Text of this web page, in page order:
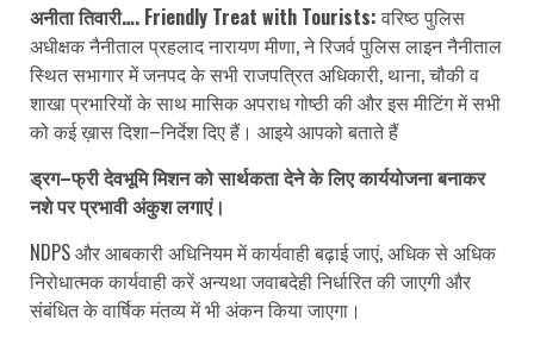
अनीता तिवारी…. Friendly Treat with Tourists: वरिष्ठ पुलिस
अधीक्षक नैनीताल प्रहलाद नारायण मीणा, ने रिजर्व पुलिस लाइन नैनीताल
स्थित सभागार में जनपद के सभी राजपत्रित अधिकारी, थाना, चौकी व
शाखा प्रभारियों के साथ मासिक अपराध गोष्ठी की और इस मीटिंग में सभी
को कई ख़ास दिशा–निर्देश दिए हैं। आइये आपको बताते हैं
ड्रग–फ्री देवभूमि मिशन को सार्थकता देने के लिए कार्ययोजना बनाकर
नशे पर प्रभावी अंकुश लगाएं।
NDPS और आबकारी अधिनियम में कार्यवाही बढ़ाई जाएं, अधिक से अधिक
निरोधात्मक कार्यवाही करें अन्यथा जवाबदेही निर्धारित की जाएगी और
संबंधित के वार्षिक मंतव्य में भी अंकन किया जाएगा।